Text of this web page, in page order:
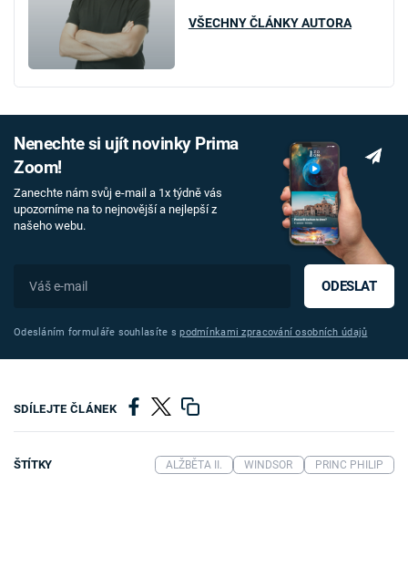
VŠECHNY ČLÁNKY AUTORA
Nenechte si ujít novinky Prima
Zoom!
Zanechte nám svůj e-mail a 1x týdně vás
upozorníme na to nejnovější a nejlepší z
našeho webu.
ODESLAT
Odesláním formuláře souhlasíte spodmínkami zpracování osobních údajů
SDÍLEJTE ČLÁNEK
ŠTÍTKY ALŽBĚTA II. WINDSOR PRINC PHILIP